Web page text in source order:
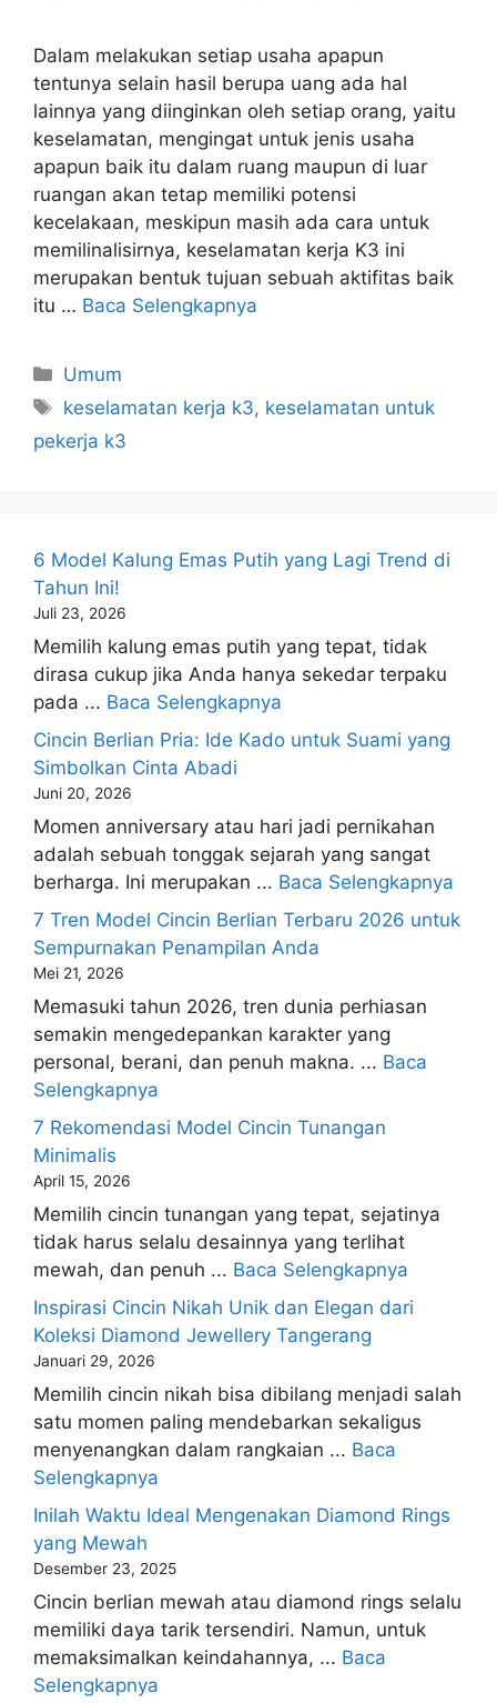
Dalam melakukan setiap usaha apapun
tentunya selain hasil berupa uang ada hal
lainnya yang diinginkan oleh setiap orang, yaitu
keselamatan, mengingat untuk jenis usaha
apapun baik itu dalam ruang maupun di luar
ruangan akan tetap memiliki potensi
kecelakaan, meskipun masih ada cara untuk
memilinalisirnya, keselamatan kerja K3 ini
merupakan bentuk tujuan sebuah aktifitas baik
itu … Baca Selengkapnya
Kategori
Umum
Tag
keselamatan kerja k3, keselamatan untuk
pekerja k3
6 Model Kalung Emas Putih yang Lagi Trend di
Tahun Ini!
Juli 23, 2026
Memilih kalung emas putih yang tepat, tidak
dirasa cukup jika Anda hanya sekedar terpaku
pada ... Baca Selengkapnya
Cincin Berlian Pria: Ide Kado untuk Suami yang
Simbolkan Cinta Abadi
Juni 20, 2026
Momen anniversary atau hari jadi pernikahan
adalah sebuah tonggak sejarah yang sangat
berharga. Ini merupakan ... Baca Selengkapnya
7 Tren Model Cincin Berlian Terbaru 2026 untuk
Sempurnakan Penampilan Anda
Mei 21, 2026
Memasuki tahun 2026, tren dunia perhiasan
semakin mengedepankan karakter yang
personal, berani, dan penuh makna. ... Baca
Selengkapnya
7 Rekomendasi Model Cincin Tunangan
Minimalis
April 15, 2026
Memilih cincin tunangan yang tepat, sejatinya
tidak harus selalu desainnya yang terlihat
mewah, dan penuh ... Baca Selengkapnya
Inspirasi Cincin Nikah Unik dan Elegan dari
Koleksi Diamond Jewellery Tangerang
Januari 29, 2026
Memilih cincin nikah bisa dibilang menjadi salah
satu momen paling mendebarkan sekaligus
menyenangkan dalam rangkaian ... Baca
Selengkapnya
Inilah Waktu Ideal Mengenakan Diamond Rings
yang Mewah
Desember 23, 2025
Cincin berlian mewah atau diamond rings selalu
memiliki daya tarik tersendiri. Namun, untuk
memaksimalkan keindahannya, ... Baca
Selengkapnya